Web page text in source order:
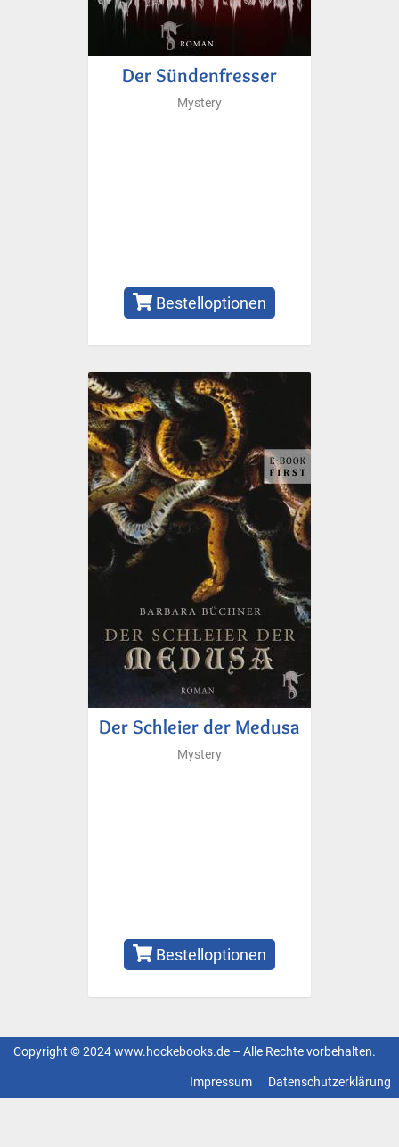
Der Sündenfresser
Mystery
Bestelloptionen
Der Schleier der Medusa
Mystery
Bestelloptionen
Copyright © 2024 www.hockebooks.de – Alle Rechte vorbehalten.
Datenschutzerklärung
Impressum